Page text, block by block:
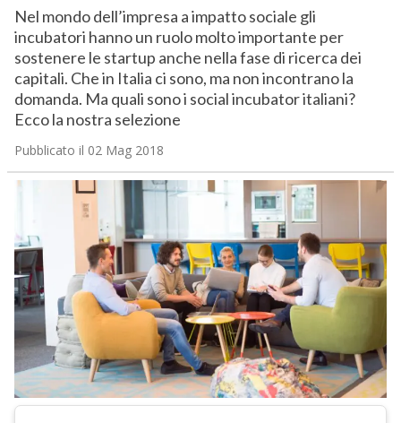
Nel mondo dell’impresa a impatto sociale gli
incubatori hanno un ruolo molto importante per
sostenere le startup anche nella fase di ricerca dei
capitali. Che in Italia ci sono, ma non incontrano la
domanda. Ma quali sono i social incubator italiani?
Ecco la nostra selezione
Pubblicato il 02 Mag 2018